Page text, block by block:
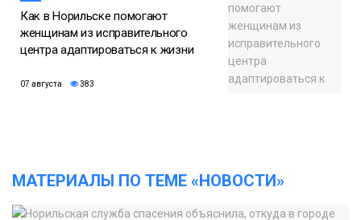
Как в Норильске помогают
женщинам из исправительного
центра адаптироваться к жизни
07 августа 383
МАТЕРИАЛЫ ПО ТЕМЕ «НОВОСТИ»